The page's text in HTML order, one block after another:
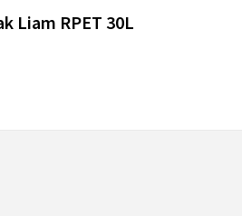
Liam RPET 30L